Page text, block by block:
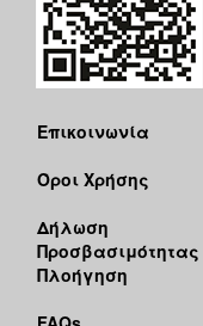
Επικοινωνία
Όροι Χρήσης
Δήλωση
Προσβασιμότητας
Πλοήγηση